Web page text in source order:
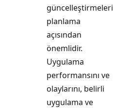
güncelleştirmeleri
planlama
açısından
önemlidir.
Uygulama
performansını ve
olaylarını, belirli
uygulama ve